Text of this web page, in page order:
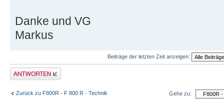
Danke und VG
Markus
Beiträge der letzten Zeit anzeigen:
Antwort schreiben
Zurück zu F800R - F 800 R - Technik Gehe zu: